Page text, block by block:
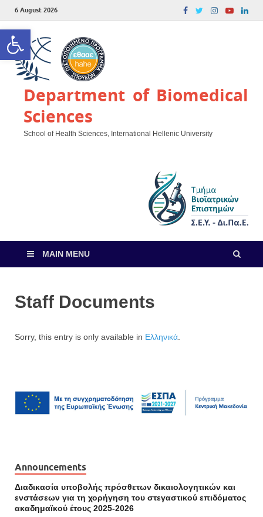
Open toolbar
6 August 2026
Department of Biomedical
Sciences
School of Health Sciences, International Hellenic University
MAIN MENU
Staff Documents
Sorry, this entry is only available in Ελληνικά
Announcements
Διαδικασία υποβολής πρόσθετων δικαιολογητικών και
ενστάσεων για τη χορήγηση του στεγαστικού επιδόματος
ακαδημαϊκού έτους 2025-2026